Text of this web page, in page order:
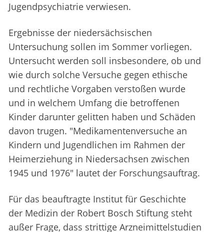
Jugendpsychiatrie verwiesen.
Ergebnisse der niedersächsischen
Untersuchung sollen im Sommer vorliegen.
Untersucht werden soll insbesondere, ob und
wie durch solche Versuche gegen ethische
und rechtliche Vorgaben verstoßen wurde
und in welchem Umfang die betroffenen
Kinder darunter gelitten haben und Schäden
davon trugen. "Medikamentenversuche an
Kindern und Jugendlichen im Rahmen der
Heimerziehung in Niedersachsen zwischen
1945 und 1976" lautet der Forschungsauftrag.
Für das beauftragte Institut für Geschichte
der Medizin der Robert Bosch Stiftung steht
außer Frage, dass strittige Arzneimittelstudien